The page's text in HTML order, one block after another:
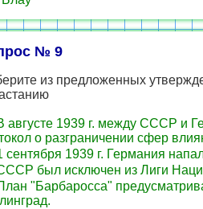
№ 9
из предложенных
августе 1939 г. между СССР и
о разграничении сфер
сентября 1939 г. Германия
был исключен из Лиги
"Барбаросса"